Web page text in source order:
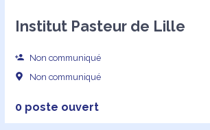
Institut Pasteur de Lille
Non communiqué
Non communiqué
0 poste ouvert